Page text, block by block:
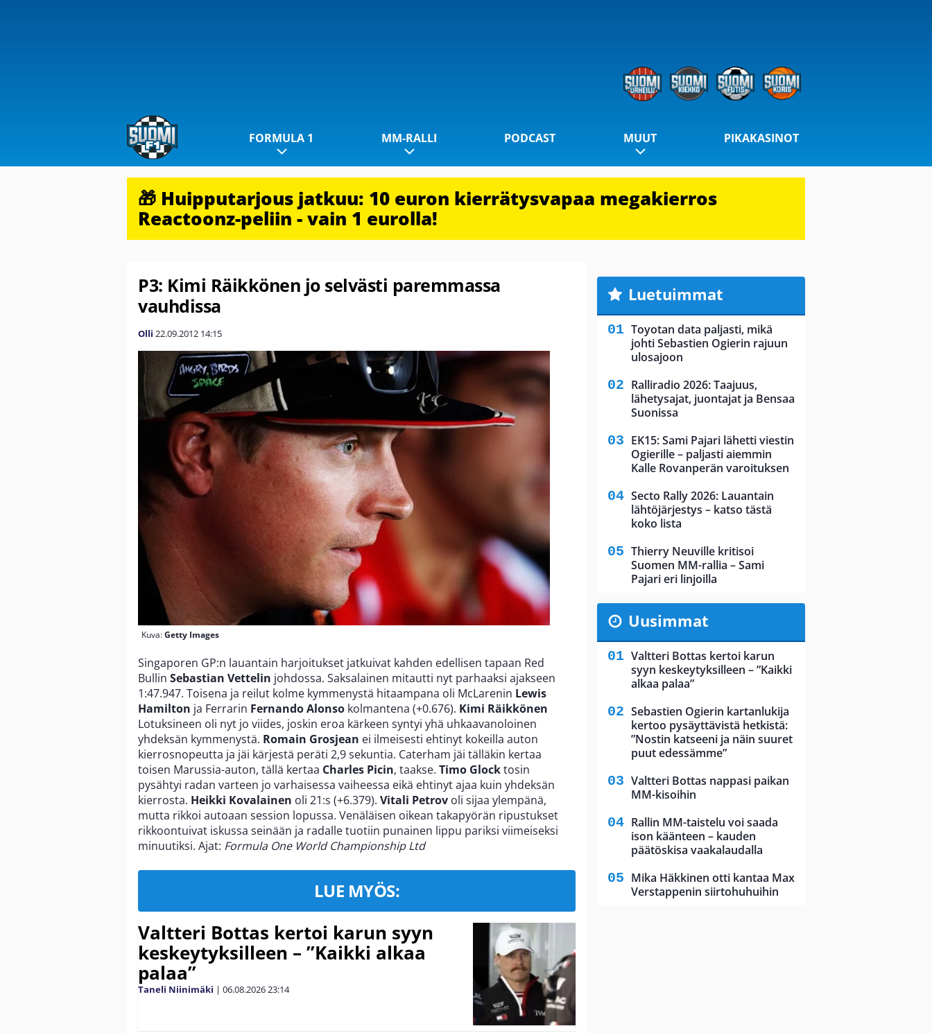
FORMULA 1 MM-RALLI PODCAST MUUT PIKAKASINOT
🎁 Huipputarjous jatkuu: 10 euron kierrätysvapaa megakierros
Reactoonz-peliin - vain 1 eurolla!
P3: Kimi Räikkönen jo selvästi paremmassa
vauhdissa
Olli 22.09.2012 14:15
Kuva:Getty Images
Singaporen GP:n lauantain harjoitukset jatkuivat kahden edellisen tapaan Red
Bullin Sebastian Vettelin johdossa. Saksalainen mitautti nyt parhaaksi ajakseen
1:47.947. Toisena ja reilut kolme kymmenystä hitaampana oli McLarenin Lewis
Hamilton ja Ferrarin Fernando Alonso kolmantena (+0.676). Kimi Räikkönen
Lotuksineen oli nyt jo viides, joskin eroa kärkeen syntyi yhä uhkaavanoloinen
yhdeksän kymmenystä. Romain Grosjean ei ilmeisesti ehtinyt kokeilla auton
kierrosnopeutta ja jäi kärjestä peräti 2,9 sekuntia. Caterham jäi tälläkin kertaa
toisen Marussia-auton, tällä kertaa Charles Picin, taakse. Timo Glocktosin
pysähtyi radan varteen jo varhaisessa vaiheessa eikä ehtinyt ajaa kuin yhdeksän
kierrosta. Heikki Kovalainen oli 21:s (+6.379). Vitali Petrov oli sijaa ylempänä,
mutta rikkoi autoaan session lopussa. Venäläisen oikean takapyörän ripustukset
rikkoontuivat iskussa seinään ja radalle tuotiin punainen lippu pariksi viimeiseksi
minuutiksi. Ajat: Formula One World Championship Ltd
LUE MYÖS:
Valtteri Bottas kertoi karun syyn
keskeytyksilleen – ”Kaikki alkaa
palaa”
Taneli Niinimäki | 06.08.202623:14
Luetuimmat
Toyotan data paljasti, mikä
johti Sebastien Ogierin rajuun
ulosajoon
Ralliradio 2026: Taajuus,
lähetysajat, juontajat ja Bensaa
Suonissa
EK15: Sami Pajari lähetti viestin
Ogierille – paljasti aiemmin
Kalle Rovanperän varoituksen
Secto Rally 2026: Lauantain
lähtöjärjestys – katso tästä
koko lista
Thierry Neuville kritisoi
Suomen MM-rallia – Sami
Pajari eri linjoilla
Uusimmat
Valtteri Bottas kertoi karun
syyn keskeytyksilleen – ”Kaikki
alkaa palaa”
Sebastien Ogierin kartanlukija
kertoo pysäyttävistä hetkistä:
”Nostin katseeni ja näin suuret
puut edessämme”
Valtteri Bottas nappasi paikan
MM-kisoihin
Rallin MM-taistelu voi saada
ison käänteen – kauden
päätöskisa vaakalaudalla
Mika Häkkinen otti kantaa Max
Verstappenin siirtohuhuihin